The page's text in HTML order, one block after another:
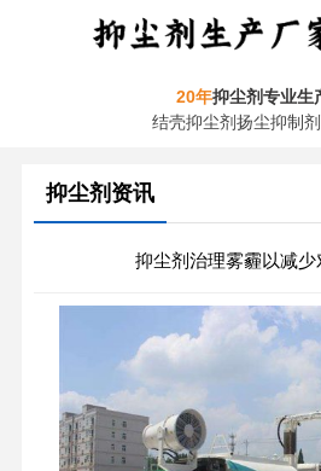
20年抑尘剂专业生
结壳抑尘剂扬尘抑制
抑尘剂资讯
抑尘剂治理雾霾以减少